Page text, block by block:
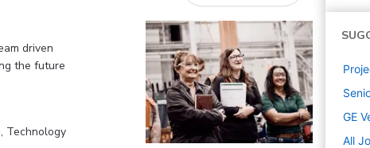
driven
the future
Technology
GE
All